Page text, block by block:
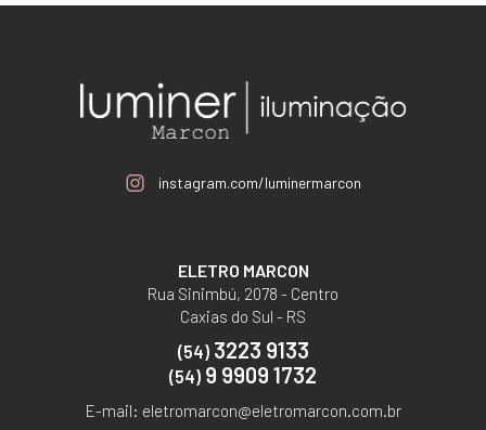
instagram.com/luminermarcon
ELETRO MARCON
Rua Sinimbú, 2078 - Centro
Caxias do Sul - RS
(54)3223 9133
(54) 9 9909 1732
E-mail: eletromarcon@eletromarcon.com.br